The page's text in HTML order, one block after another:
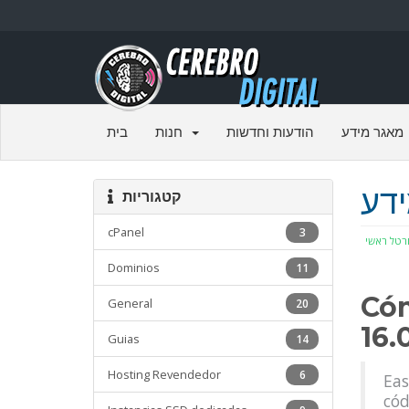
בית הודעות וחדשות מאגר מידע
ראשי
קטגוריות
3
cPanel
11
Dominios
20
General
14
Guias
6
Hosting Revendedor